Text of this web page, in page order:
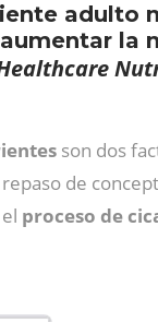
adulto
la
son dos
de
proceso de